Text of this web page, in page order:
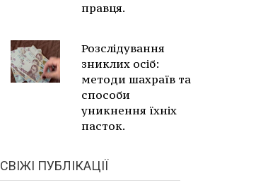
правця.
Розслідування
зниклих осіб:
методи шахраїв та
способи
уникнення їхніх
пасток.
СВІЖІ ПУБЛІКАЦІЇ